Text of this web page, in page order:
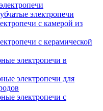
электропечи
с камерой из
с керамической
электропечи в
электропечи для
электропечи с